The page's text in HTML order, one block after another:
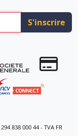
S'inscrire
838 000 44 - TVA FR